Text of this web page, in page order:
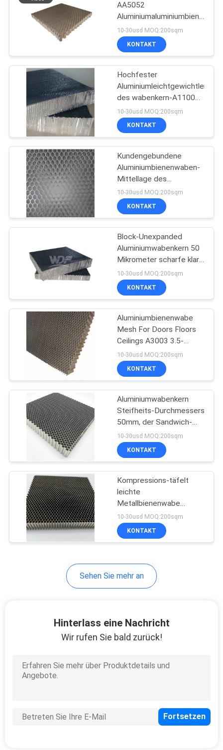
Zusammengesetzte
Platte HPL
Porzellan-
Bienenwaben-
Platten
Steinbienenwaben-
Platte
Bienenwaben-
Deckenverkleidungen
Zusammengesetzter
LKW-Körper
17
Toiletten-Trennwand
Feste
Aluminiumplatte
AA5052
Masche bienenwaben-
Gitter-des Kern-10mm
10-30usd MOQ:200sqm
KONTAKT
Hochfester
Aluminiumleichtgewichtler
des wabenkern-A1100
A3003 A3104
10-30usd MOQ:200sqm
KONTAKT
Kundengebundene
Aluminiumbienenwaben-
Mittellage des
bienenwaben-Gitter-
A3104
10-30usd MOQ:200sqm
KONTAKT
Block-Unexpanded
Aluminiumwabenkern 50
Mikrometer scharfe klare
Lochoberfläche
10-30usd MOQ:200sqm
KONTAKT
Aluminiumbienenwabe
Mesh For Doors Floors
Ceilings A3003 3.5-
200mm
10-30usd MOQ:200sqm
KONTAKT
Aluminiumwabenkern
Steifheits-Durchmessers
50mm, der Sandwich-
Platten macht
10-30usd MOQ:200sqm
KONTAKT
Kompressions-täfelt
leichte
Metallbienenwabe
0.15mm
Aluminiumwabenkern
10-30usd MOQ:200sqm
KONTAKT
Sehen Sie mehr an
Hinterlass eine Nachricht
Wir rufen Sie bald zurück!